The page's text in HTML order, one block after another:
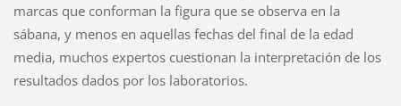
marcas que conforman la figura que se observa en la
sábana, y menos en aquellas fechas del final de la edad
media, muchos expertos cuestionan la interpretación de los
resultados dados por los laboratorios.